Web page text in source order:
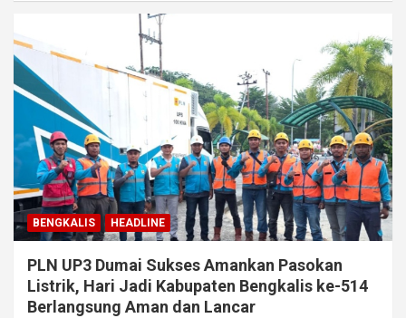
BENGKALIS HEADLINE
PLN UP3 Dumai Sukses Amankan Pasokan
Listrik, Hari Jadi Kabupaten Bengkalis ke-514
Berlangsung Aman dan Lancar